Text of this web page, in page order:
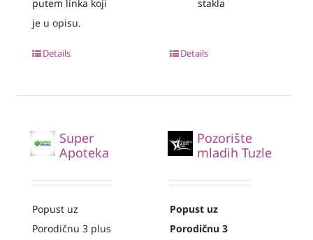
putem linka koji
je u opisu.
Details
stakla
Details
Super
Apoteka
Popust uz
Porodičnu 3 plus
Pozorište
mladih Tuzle
Popust uz
Porodičnu 3